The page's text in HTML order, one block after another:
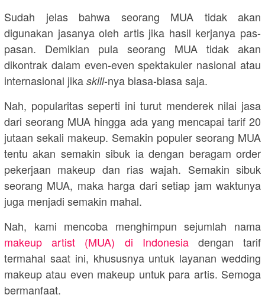
Sudah jelas bahwa seorang MUA tidak akan
digunakan jasanya oleh artis jika hasil kerjanya pas-
pasan. Demikian pula seorang MUA tidak akan
dikontrak dalam even-even spektakuler nasional atau
internasional jika skill-nya biasa-biasa saja.
Nah, popularitas seperti ini turut menderek nilai jasa
dari seorang MUA hingga ada yang mencapai tarif 20
jutaan sekali makeup. Semakin populer seorang MUA
tentu akan semakin sibuk ia dengan beragam order
pekerjaan makeup dan rias wajah. Semakin sibuk
seorang MUA, maka harga dari setiap jam waktunya
juga menjadi semakin mahal.
Nah, kami mencoba menghimpun sejumlah nama
makeup artist (MUA) di Indonesiadengan tarif
termahal saat ini, khususnya untuk layanan wedding
makeup atau even makeup untuk para artis. Semoga
bermanfaat.